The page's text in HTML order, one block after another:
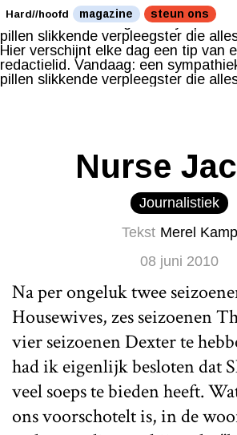
Hier verschijnt elke dag een tip van
redactielid. Vandaag: een
pillen slikkende verpleegster die
Hier verschijnt elke dag een tip van
redactielid. Vandaag: een
pillen slikkende verpleegster die
Hard//hoofd magazine steun ons
Nurse
Journalistiek
Tekst Merel Kamp
08 juni 2010
Na per ongeluk twee
Housewives, zes seizoenen
vier seizoenen Dexter te
had ik eigenlijk besloten dat
veel soeps te bieden heeft.
ons voorschotelt is, in de